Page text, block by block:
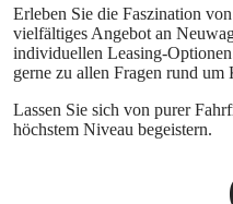
Erleben Sie die Faszination
vielfältiges Angebot an
individuellen Leasing-
gerne zu allen Fragen rund
Lassen Sie sich von purer
höchstem Niveau begeistern.